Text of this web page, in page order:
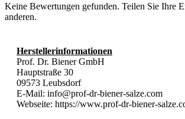
Keine Bewertungen gefunden. Teilen Sie Ihre
anderen.
Herstellerinformationen
Prof. Dr. Biener GmbH
Hauptstraße 30
09573 Leubsdorf
E-Mail: info@prof-dr-biener-salze.com
Webseite: https://www.prof-dr-biener-